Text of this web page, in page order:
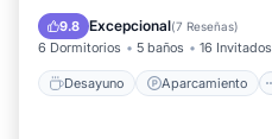
9.8 Excepcional(7 Reseñas)
6 Dormitorios 5 baños 16 Invitados
Desayuno Aparcamiento
Balcón/Terraza